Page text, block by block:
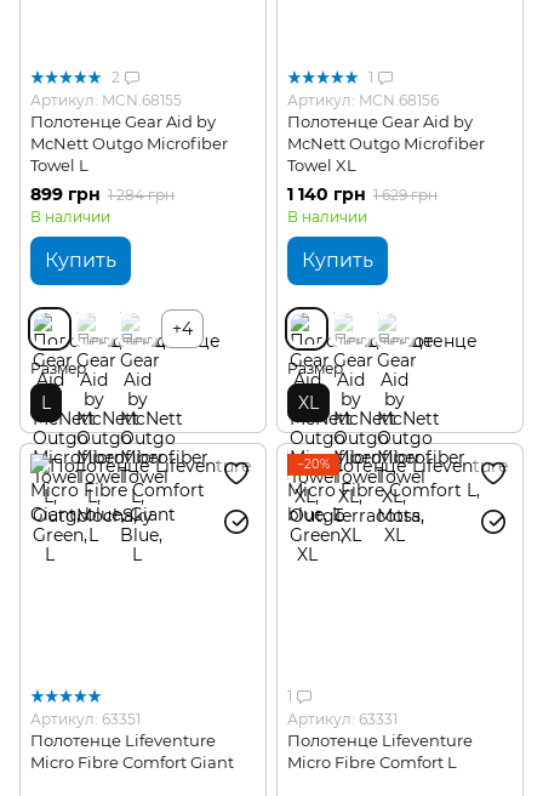
2
Артикул: MCN.68155
Полотенце Gear Aid by
McNett Outgo Microfiber
Towel L
899 грн 1 284 грн
В наличии
Купить
+4
Размер
L
1
Артикул: MCN.68156
Полотенце Gear Aid by
McNett Outgo Microfiber
Towel XL
1 140 грн 1 629 грн
В наличии
Купить
Размер
XL
Артикул: 63351
Полотенце Lifeventure
Micro Fibre Comfort Giant
−20%
1
Артикул: 63331
Полотенце Lifeventure
Micro Fibre Comfort L